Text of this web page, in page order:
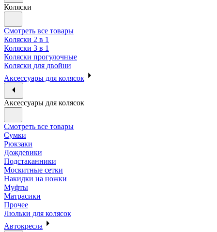
Коляски
Смотреть все товары
Коляски 2 в 1
Коляски 3 в 1
Коляски прогулочные
Коляски для двойни
Аксессуары для колясок
Аксессуары для колясок
Смотреть все товары
Сумки
Рюкзаки
Дождевики
Подстаканники
Москитные сетки
Накидки на ножки
Муфты
Матрасики
Прочее
Люльки для колясок
Автокресла